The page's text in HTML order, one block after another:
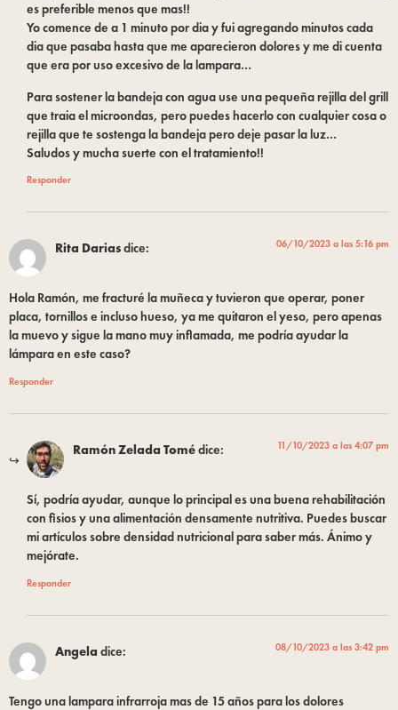
es preferible menos que mas!!
Yo comence de a 1 minuto por dia y fui agregando minutos cada
dia que pasaba hasta que me aparecieron dolores y me di cuenta
que era por uso excesivo de la lampara…
Para sostener la bandeja con agua use una pequeña rejilla del grill
que traia el microondas, pero puedes hacerlo con cualquier cosa o
rejilla que te sostenga la bandeja pero deje pasar la luz…
Saludos y mucha suerte con el tratamiento!!
Responder
Rita Dariasdice: 06/10/2023 a las 5:16 pm
Hola Ramón, me fracturé la muñeca y tuvieron que operar, poner
placa, tornillos e incluso hueso, ya me quitaron el yeso, pero apenas
la muevo y sigue la mano muy inflamada, me podría ayudar la
lámpara en este caso?
Responder
Ramón Zelada Tomédice: 11/10/2023 a las 4:07 pm
Sí, podría ayudar, aunque lo principal es una buena rehabilitación
con fisios y una alimentación densamente nutritiva. Puedes buscar
mi artículos sobre densidad nutricional para saber más. Ánimo y
mejórate.
Responder
Angela dice: 08/10/2023 a las 3:42 pm
Tengo una lampara infrarroja mas de 15 años para los dolores